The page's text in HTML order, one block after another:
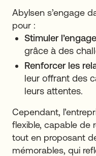
Abylsen s’engage
pour :
Stimuler
grâce à des
Renforcer les
leur offrant des
leurs attentes.
Cependant,
flexible, capable de
tout en proposant
mémorables, qui